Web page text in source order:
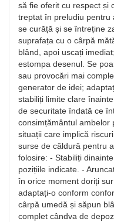
să fie oferit cu respect și
treptat în preludiu pentru
se curăță și se întreține
suprafața cu o cârpă
blând, apoi uscați
estompa desenul. Se
sau provocări mai
generator de idei;
stabiliți limite clare
de securitate îndată ce
consimțământul ambelor
situații care implică
surse de căldură pentru
folosire: - Stabiliți
pozițiile indicate. -
în orice moment doriți
adaptați-o conform
cârpă umedă și săpun
complet cândva de